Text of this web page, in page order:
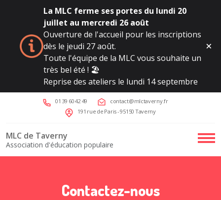
La MLC ferme ses portes du lundi 20
juillet au mercredi 26 août
Ouverture de l'accueil pour les inscriptions
dès le jeudi 27 août.
Toute l'équipe de la MLC vous souhaite un
très bel été ! 🏖️
Reprise des ateliers le lundi 14 septembre
01 39 60 42 49
contact@mlctaverny.fr
191 rue de Paris - 95150 Taverny
MLC de Taverny
Association d'éducation populaire
Contactez-nous